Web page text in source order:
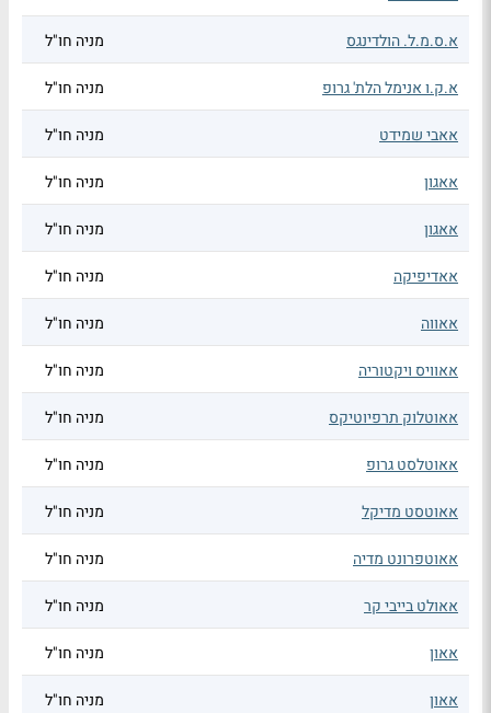
א.ס.מ.ל. הולדינגס מניה חו"ל
א.ק.ו אנימל הלת' גרופ מניה חו"ל
אאבי שמידט מניה חו"ל
אאגון מניה חו"ל
אאגון מניה חו"ל
אאדיפיקה מניה חו"ל
אאווה מניה חו"ל
אאוויס ויקטוריה מניה חו"ל
אאוטלוק תרפיוטיקס מניה חו"ל
אאוטלסט גרופ מניה חו"ל
אאוטסט מדיקל מניה חו"ל
אאוטפרונט מדיה מניה חו"ל
אאולט בייבי קר מניה חו"ל
אאון מניה חו"ל
אאון מניה חו"ל